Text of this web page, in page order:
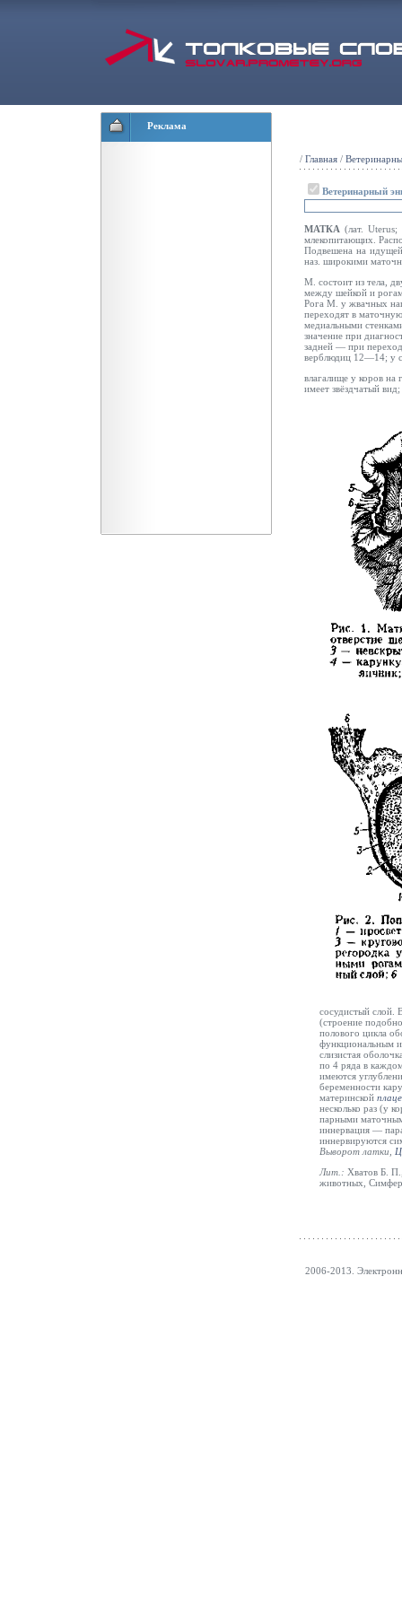
Реклама
/ Главная /
Ветеринарный
МАТКА(лат.
млекопитающих.
Подвешена на
наз. широкими
М. состоит из тела,
между шейкой и
Рога М. у жвачных
переходят в
медиальными
значение при
задней — при
верблюдиц 12—14; у
влагалище у коров
имеет звёздчатый вид;
сосудистый слой.
(строение
полового цикла
функциональным
слизистая
по 4 ряда в
имеются
беременности
материнской
несколько раз (у
парными
иннервация —
иннервируются
Выворот латки
Лит.: Хватов Б.
животных,
2006-2013.